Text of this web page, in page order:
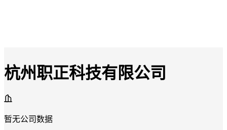
杭州职正科技有限公司
暂无公司数据